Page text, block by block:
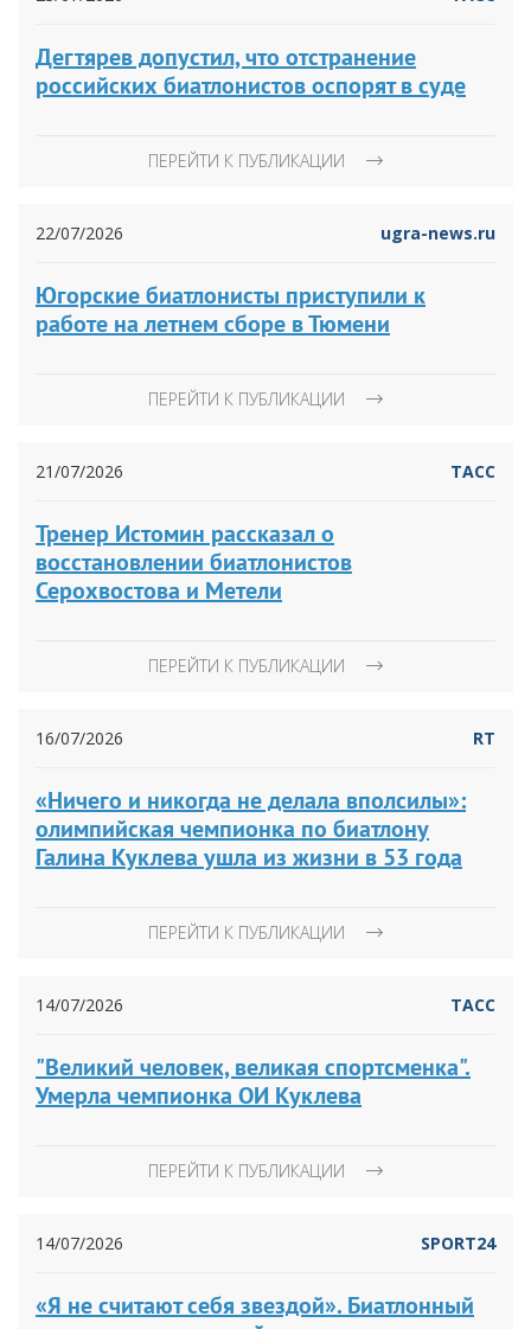
Дегтярев допустил, что отстранение
российских биатлонистов оспорят в суде
ПЕРЕЙТИ К ПУБЛИКАЦИИ
22/07/2026 ugra-news.ru
Югорские биатлонисты приступили к
работе на летнем сборе в Тюмени
ПЕРЕЙТИ К ПУБЛИКАЦИИ
21/07/2026 ТАСС
Тренер Истомин рассказал о
восстановлении биатлонистов
Серохвостова и Метели
ПЕРЕЙТИ К ПУБЛИКАЦИИ
16/07/2026 RT
«Ничего и никогда не делала вполсилы»:
олимпийская чемпионка по биатлону
Галина Куклева ушла из жизни в 53 года
ПЕРЕЙТИ К ПУБЛИКАЦИИ
14/07/2026 ТАСС
"Великий человек, великая спортсменка".
Умерла чемпионка ОИ Куклева
ПЕРЕЙТИ К ПУБЛИКАЦИИ
14/07/2026 SPORT24
«Я не считают себя звездой». Биатлонный